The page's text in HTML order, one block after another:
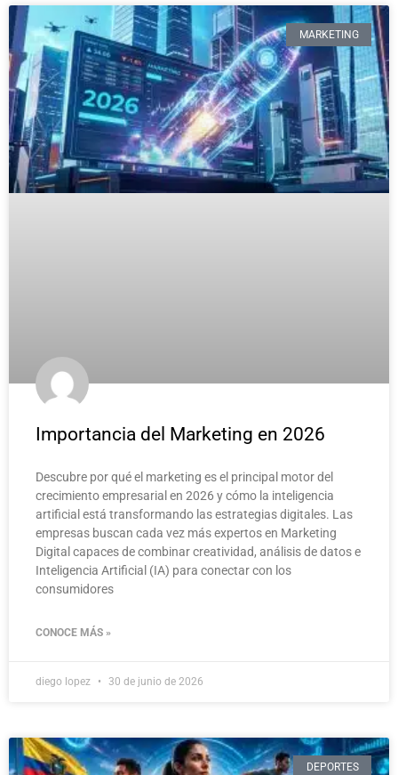
MARKETING
Importancia del Marketing en 2026
Descubre por qué el marketing es el principal motor del
crecimiento empresarial en 2026 y cómo la inteligencia
artificial está transformando las estrategias digitales. Las
empresas buscan cada vez más expertos en Marketing
Digital capaces de combinar creatividad, análisis de datos e
Inteligencia Artificial (IA) para conectar con los
consumidores
CONOCE MÁS »
diego lopez 30 de junio de 2026
DEPORTES